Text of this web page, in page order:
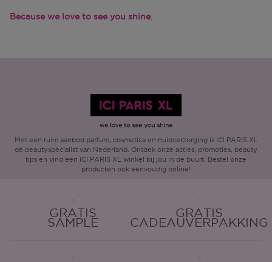
Because we love to see you shine
Met een ruim aanbod parfum, cosmetica en huidverzorging is ICI PARIS XL
dé beautyspecialist van Nederland. Ontdek onze acties, promoties, beauty
tips en vind een ICI PARIS XL winkel bij jou in de buurt. Bestel onze
producten ook eenvoudig online!
GRATIS
SAMPLE
GRATIS
CADEAUVERPAKKING